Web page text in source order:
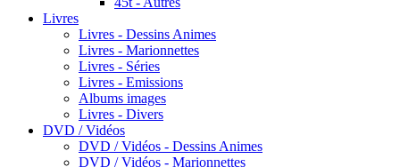
Livres
Livres - Dessins Animes
Livres - Marionnettes
Livres - Séries
Livres - Emissions
Albums images
Livres - Divers
DVD / Vidéos
DVD / Vidéos - Dessins Animes
DVD / Vidéos - Marionnettes